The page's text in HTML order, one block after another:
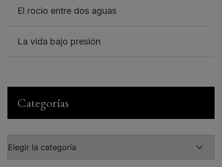
El rocio entre dos aguas
La vida bajo presión
Categorías